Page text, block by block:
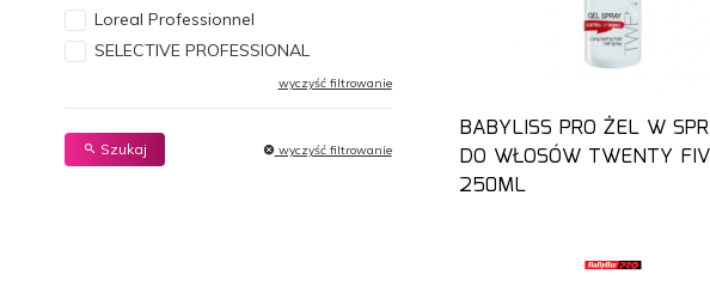
Loreal Professionnel
SELECTIVE PROFESSIONAL
wyczyść filtrowanie
Szukaj wyczyść filtrowanie
BABYLISS PRO ŻEL W
DO WŁOSÓW TWENTY
250ML